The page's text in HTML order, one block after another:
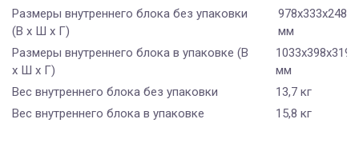
Размеры внутреннего блока без упаковки
(В х Ш х Г)
978х333х248
мм
Размеры внутреннего блока в упаковке (В
х Ш х Г)
1033х398х319
мм
Вес внутреннего блока без упаковки
13,7 кг
Вес внутреннего блока в упаковке
15,8 кг